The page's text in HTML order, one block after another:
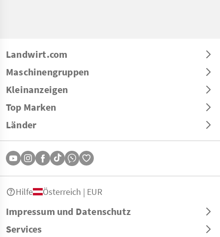
Landwirt.com
Maschinengruppen
Kleinanzeigen
Top Marken
Länder
Impressum und Datenschutz
Services
Hilfe Österreich | EUR